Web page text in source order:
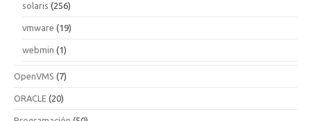
solaris (256)
vmware (19)
webmin (1)
OpenVMS (7)
ORACLE (20)